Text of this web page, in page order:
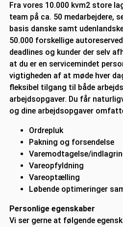
Fra vores 10.000 kvm2 store
team på ca. 50 medarbejdere,
basis danske samt
50.000 forskellige
deadlines og kunder der selv
at du er en servicemindet
vigtigheden af at møde hver
fleksibel tilgang til både
arbejdsopgaver. Du får
og dine arbejdsopgaver
Ordrepluk
Pakning og forsendelse
Varemodtagelse/
Vareopfyldning
Vareoptælling
Løbende optimeringer
Personlige egenskaber
Vi ser gerne at følgende